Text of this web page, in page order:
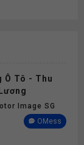
Ô Tô - Thu
Image SG
OMess